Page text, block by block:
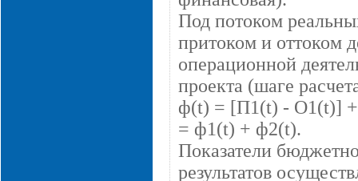
Под потоком
притоком и оттоком
операционной
проекта (шаге
ф(t) = [П1(t) - O1(t)]
= ф1(t) + ф2(t).
Показатели
результатов